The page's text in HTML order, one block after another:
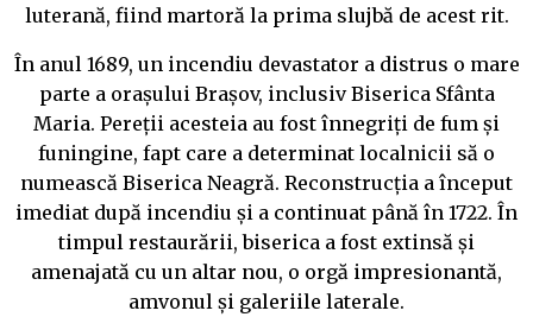
luterană, fiind martoră la prima slujbă de acest rit.
În anul 1689, un incendiu devastator a distrus o mare
parte a orașului Brașov, inclusiv Biserica Sfânta
Maria. Pereții acesteia au fost înnegriți de fum și
funingine, fapt care a determinat localnicii să o
numească Biserica Neagră. Reconstrucția a început
imediat după incendiu și a continuat până în 1722. În
timpul restaurării, biserica a fost extinsă și
amenajată cu un altar nou, o orgă impresionantă,
amvonul și galeriile laterale.